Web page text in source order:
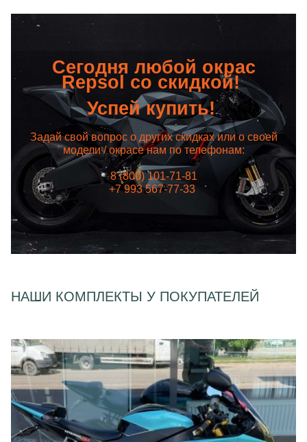
Сегодня любой окрас
Repsol со скидкой!
Успей купить!
Задай свой вопрос о других скидках или о своей
модели / окрасе нам по телефонам:
8 (800) 101-71-81
+7 993 567-77-33
НАШИ КОМПЛЕКТЫ У ПОКУПАТЕЛЕЙ